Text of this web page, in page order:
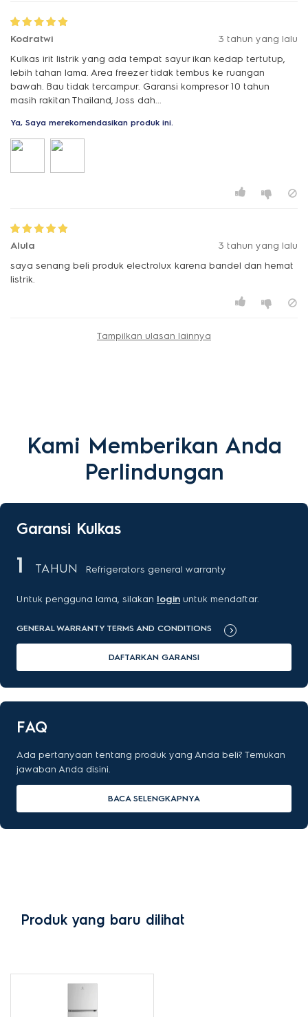
Kodratwi
3 tahun yang lalu
Kulkas irit listrik yang ada tempat sayur ikan kedap tertutup,
lebih tahan lama. Area freezer tidak tembus ke ruangan
bawah. Bau tidak tercampur. Garansi kompresor 10 tahun
masih rakitan Thailand, Joss dah...
Ya, Saya merekomendasikan produk ini.
Alula
3 tahun yang lalu
saya senang beli produk electrolux karena bandel dan hemat
listrik.
Tampilkan ulasan lainnya
Kami Memberikan Anda
Perlindungan
Garansi Kulkas
1 TAHUN Refrigerators general warranty
Untuk pengguna lama, silakan login untuk mendaftar.
GENERAL WARRANTY TERMS AND CONDITIONS
DAFTARKAN GARANSI
FAQ
Ada pertanyaan tentang produk yang Anda beli? Temukan
jawaban Anda disini.
BACA SELENGKAPNYA
Produk yang baru dilihat